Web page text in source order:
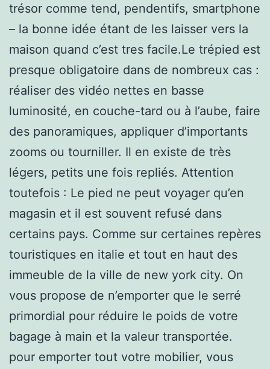
trésor comme tend, pendentifs, smartphone
– la bonne idée étant de les laisser vers la
maison quand c’est tres facile.Le trépied est
presque obligatoire dans de nombreux cas :
réaliser des vidéo nettes en basse
luminosité, en couche-tard ou à l’aube, faire
des panoramiques, appliquer d’importants
zooms ou tourniller. Il en existe de très
légers, petits une fois repliés. Attention
toutefois : Le pied ne peut voyager qu’en
magasin et il est souvent refusé dans
certains pays. Comme sur certaines repères
touristiques en italie et tout en haut des
immeuble de la ville de new york city. On
vous propose de n’emporter que le serré
primordial pour réduire le poids de votre
bagage à main et la valeur transportée.
pour emporter tout votre mobilier, vous